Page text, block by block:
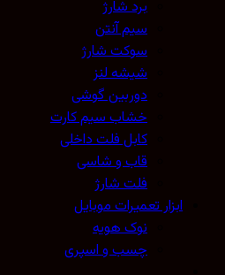
برد شارژ
سیم آنتن
سوکت شارژ
شیشه لنز
دوربین گوشی
خشاب سیم کارت
کابل فلت داخلی
قاب و شاسی
فلت شارژ
ابزار تعمیرات موبایل
نوک هویه
چسب و اسپری